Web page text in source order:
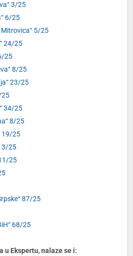
3/25
6/25
Mitrovica“ 5/25
24/25
25
8/25
23/25
25
34/25
8/25
19/25
3/25
25
87/25
68/25
u Ekspertu, nalaze se i: